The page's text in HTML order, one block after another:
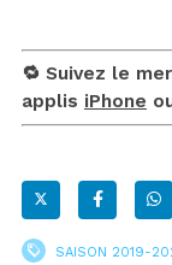
🔁 Suivez le
applis iPhone
SAISON 2019-